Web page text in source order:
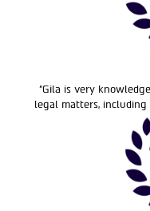
"Gila is very
legal matters, including